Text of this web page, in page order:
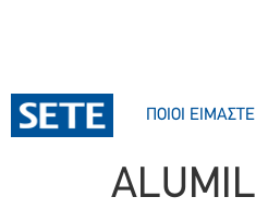
ΠΟΙΟΙ ΕΙΜΑΣΤΕ
ALUMIL